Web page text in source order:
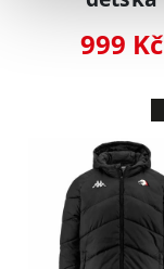
999 Kč